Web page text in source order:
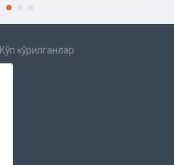
Кўп кўрилганлар